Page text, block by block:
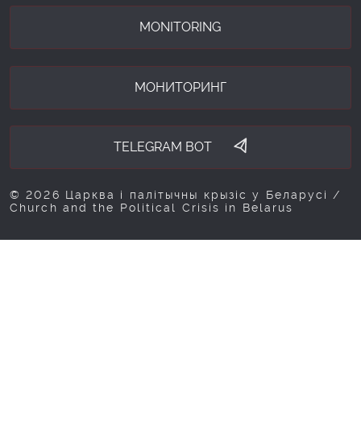
MONITORING
МОНИТОРИНГ
TELEGRAM BOT
© 2026 Царква і палітычны крызіс у Беларусі /
Church and the Political Crisis in Belarus